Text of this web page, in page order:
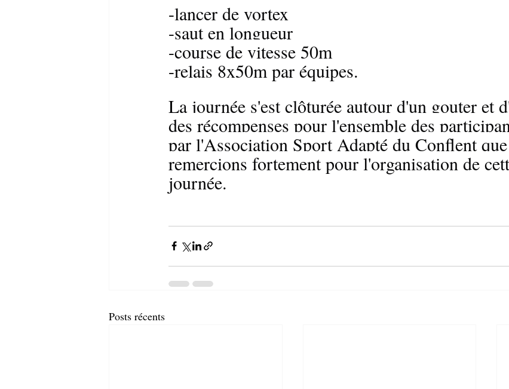
-lancer de vortex
-saut en longueur
-course de vitesse 50m
-relais 8x50m par équipes.
La journée s'est clôturée autour d'un gouter et
des récompenses pour l'ensemble des
par l'Association Sport Adapté du Conflent
remercions fortement pour l'organisation de
journée.
Posts récents